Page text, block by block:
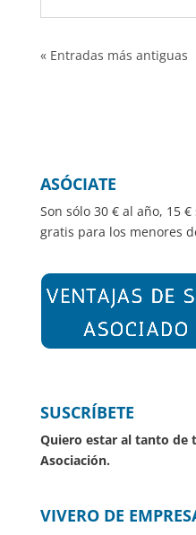
« Entradas más antiguas
ASÓCIATE
Son sólo 30 € al año, 15
gratis para los menores
SUSCRÍBETE
Quiero estar al tanto de
Asociación.
VIVERO DE